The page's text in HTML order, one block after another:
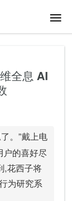
切
全息 AI
。”戴上电
的喜好尽
,花西子将
为研究系